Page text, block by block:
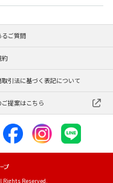
るご質問
約
取引法に基づく表記について
提案はこちら
Rights Reserved.